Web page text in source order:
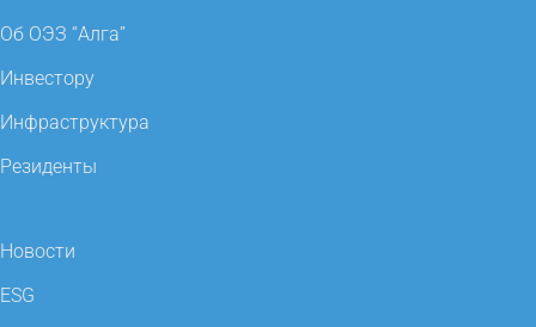
Об ОЭЗ “Алга”
Инвестору
Инфраструктура
Резиденты
Новости
ESG